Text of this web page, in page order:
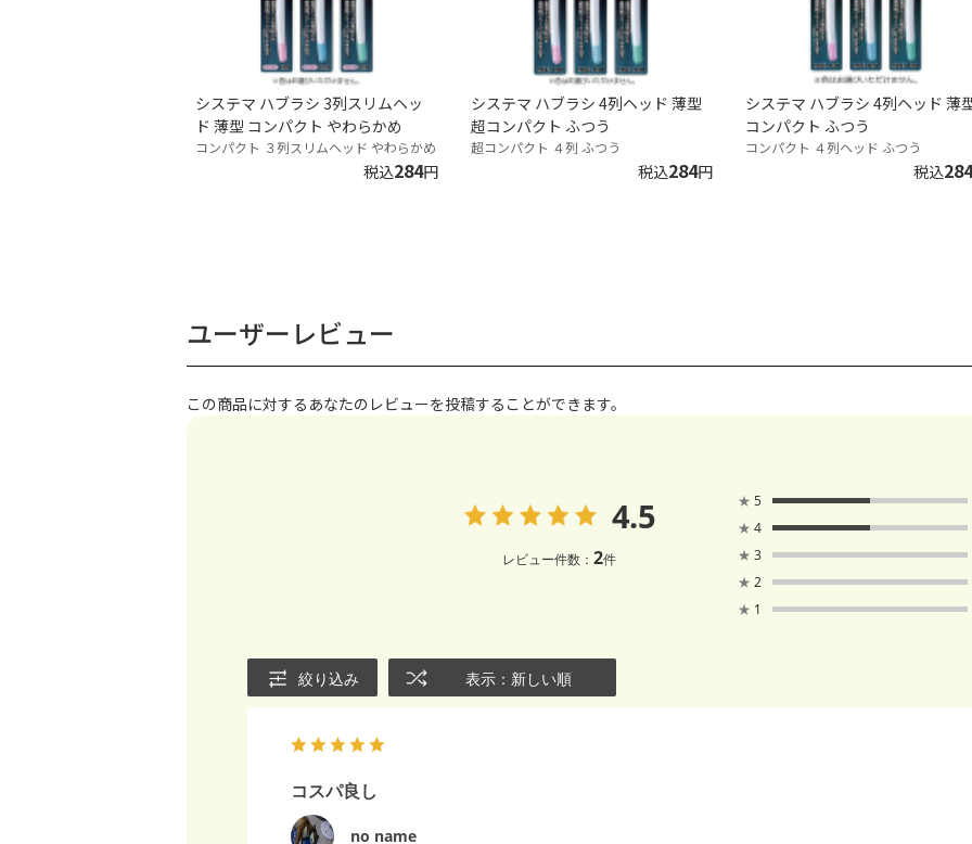
システマ ハブラシ 3列スリムヘッ
ド 薄型 コンパクト やわらかめ
コンパクト ３列スリムヘッド やわらかめ
税込284円
システマ ハブラシ 4列ヘッド 薄型
超コンパクト ふつう
超コンパクト ４列 ふつう
税込284円
システマ ハブラシ 4列ヘッド 薄
コンパクト ふつう
コンパクト ４列ヘッド ふつう
税込284
ユーザーレビュー
この商品に対するあなたのレビューを投稿することができます。
4.5
レビュー件数： 2件
★ 5
★ 4
★ 3
★ 2
★ 1
絞り込み 表示：新しい順
コスパ良し
no name